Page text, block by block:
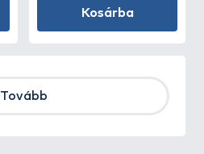
Kosárba
Tovább